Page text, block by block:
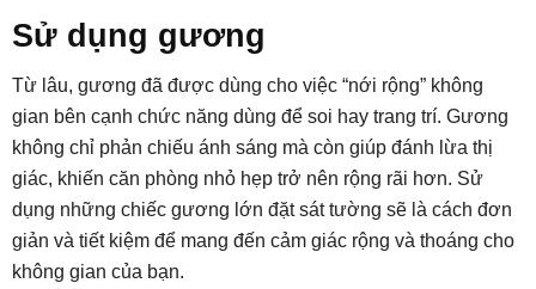
Sử dụng gương
Từ lâu, gương đã được dùng cho việc “nới rộng” không
gian bên cạnh chức năng dùng để soi hay trang trí. Gương
không chỉ phản chiếu ánh sáng mà còn giúp đánh lừa thị
giác, khiến căn phòng nhỏ hẹp trở nên rộng rãi hơn. Sử
dụng những chiếc gương lớn đặt sát tường sẽ là cách đơn
giản và tiết kiệm để mang đến cảm giác rộng và thoáng cho
không gian của bạn.